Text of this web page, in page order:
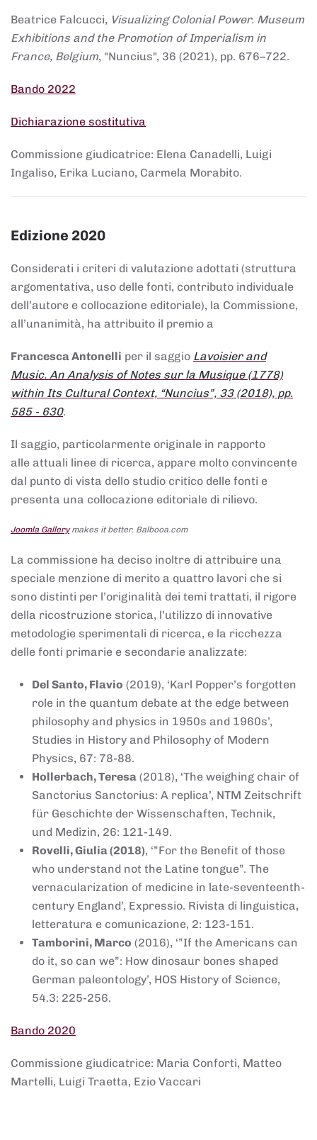
Beatrice Falcucci, Visualizing Colonial Power. Museum
Exhibitions and the Promotion of Imperialism in
France, Belgium, "Nuncius", 36 (2021), pp. 676–722.
Bando 2022
Dichiarazione sostitutiva
Commissione giudicatrice: Elena Canadelli, Luigi
Ingaliso, Erika Luciano, Carmela Morabito.
Edizione 2020
Considerati i criteri di valutazione adottati (struttura
argomentativa, uso delle fonti, contributo individuale
dell’autore e collocazione editoriale), la Commissione,
all’unanimità, ha attribuito il premio a
Francesca Antonelli per il saggio Lavoisier and
Music. An Analysis of Notes sur la Musique (1778)
within Its Cultural Context, “Nuncius”, 33 (2018), pp.
585 - 630.
Il saggio, particolarmente originale in rapporto
alle attuali linee di ricerca, appare molto convincente
dal punto di vista dello studio critico delle fonti e
presenta una collocazione editoriale di rilievo.
Joomla Gallerymakes it better. Balbooa.com
La commissione ha deciso inoltre di attribuire una
speciale menzione di merito a quattro lavori che si
sono distinti per l’originalità dei temi trattati, il rigore
della ricostruzione storica, l’utilizzo di innovative
metodologie sperimentali di ricerca, e la ricchezza
delle fonti primarie e secondarie analizzate:
Del Santo, Flavio (2019), ‘Karl Popper’s forgotten
role in the quantum debate at the edge between
philosophy and physics in 1950s and 1960s’,
Studies in History and Philosophy of Modern
Physics, 67: 78-88.
Hollerbach, Teresa (2018), ‘The weighing chair of
Sanctorius Sanctorius: A replica’, NTM Zeitschrift
für Geschichte der Wissenschaften, Technik,
und Medizin, 26: 121-149.
Rovelli, Giulia (2018), ‘”For the Benefit of those
who understand not the Latine tongue”. The
vernacularization of medicine in late-seventeenth-
century England’, Expressio. Rivista di linguistica,
letteratura e comunicazione, 2: 123-151.
Tamborini, Marco (2016), ‘”If the Americans can
do it, so can we”: How dinosaur bones shaped
German paleontology’, HOS History of Science,
54.3: 225-256.
Bando 2020
Commissione giudicatrice: Maria Conforti, Matteo
Martelli, Luigi Traetta, Ezio Vaccari